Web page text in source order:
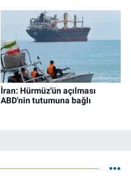
İran: Hürmüz'ün açılması
ABD'nin tutumuna bağlı